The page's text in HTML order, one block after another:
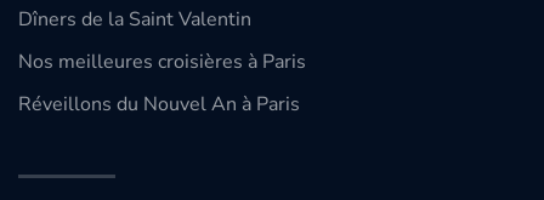
Dîners de la Saint Valentin
Nos meilleures croisières à Paris
Réveillons du Nouvel An à Paris